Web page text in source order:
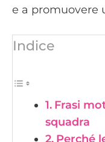
e a promuovere
Indice
Frasi
squadra
Perché